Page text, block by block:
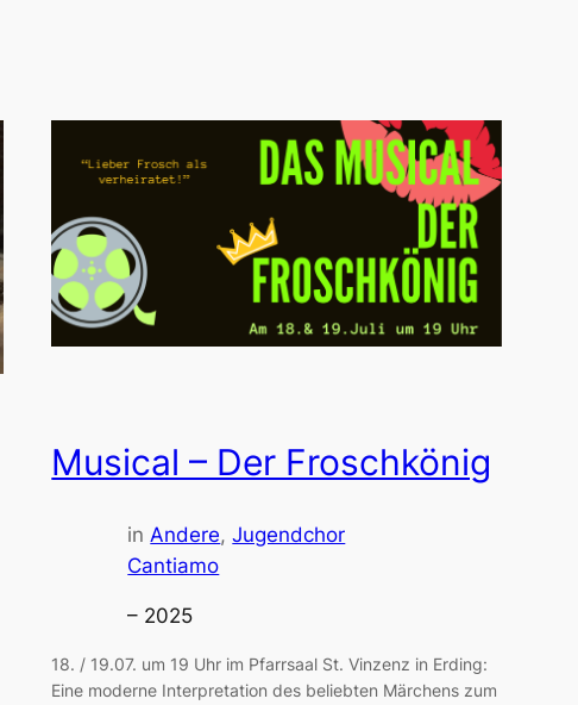
Musical – Der Froschkönig
in Andere, Jugendchor
Cantiamo
– 2025
18. / 19.07. um 19 Uhr im Pfarrsaal St. Vinzenz in Erding:
Eine moderne Interpretation des beliebten Märchens zum